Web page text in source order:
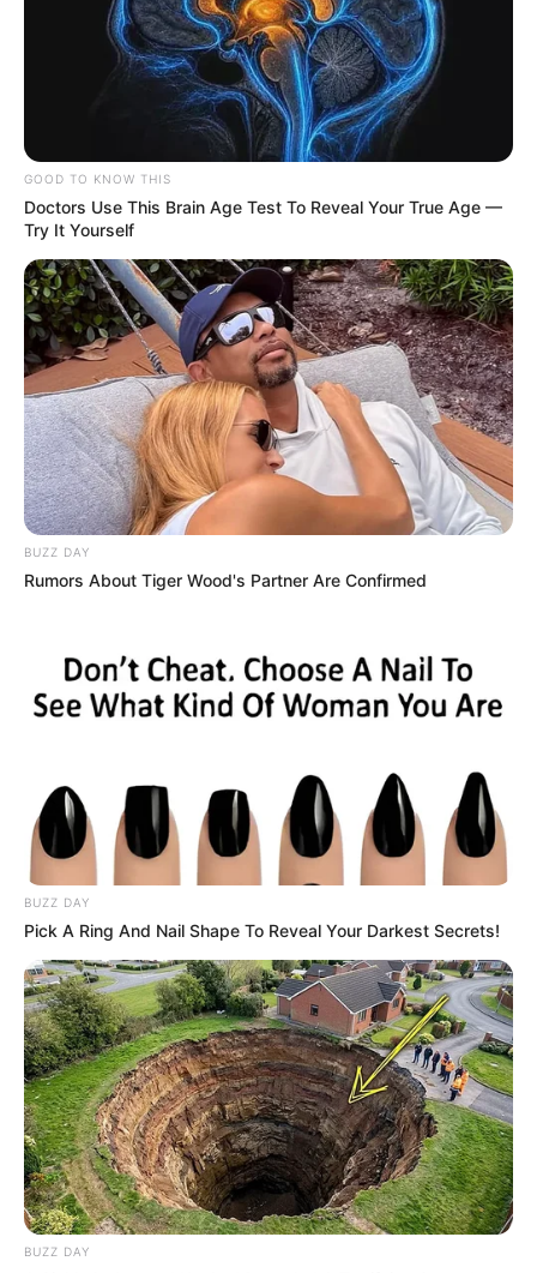
GOOD TO KNOW THIS
Doctors Use This Brain Age Test To Reveal Your True Age —
Try It Yourself
BUZZ DAY
Rumors About Tiger Wood's Partner Are Confirmed
BUZZ DAY
Pick A Ring And Nail Shape To Reveal Your Darkest Secrets!
BUZZ DAY